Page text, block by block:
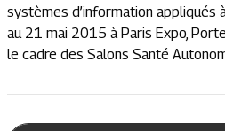
systèmes d’information appliqués
au 21 mai 2015 à Paris Expo,
le cadre des Salons Santé